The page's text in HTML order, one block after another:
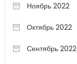
Ноябрь 2022
Октябрь 2022
Сентябрь 2022